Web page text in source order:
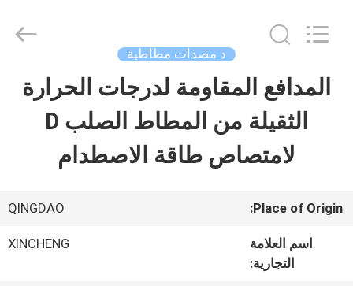
مسكن
منتجات
عرض
الواقع
الافتراضي
Xincheng
Rubber
د مصدات مطاطية
المدافع المقاومة لدرجات الحرارة
الثقيلة من المطاط الصلب D
لامتصاص طاقة الاصطدام
Place of Origin:
QINGDAO
اسم العلامة
التجارية:
XINCHENG